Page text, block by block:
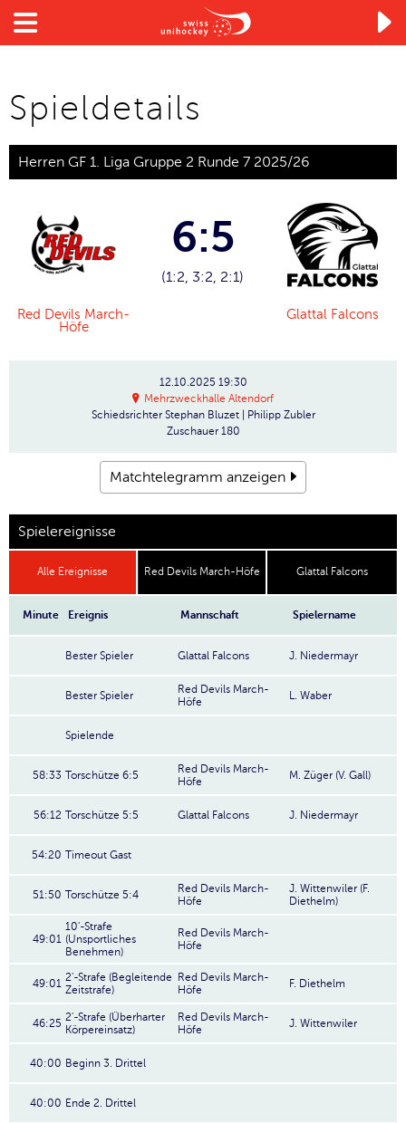

Spieldetails
Herren GF 1. Liga Gruppe 2 Runde 7 2025/26
Red Devils March-
Höfe
6:5
(1:2, 3:2, 2:1)
Glattal Falcons
12.10.2025 19:30
Mehrzweckhalle Altendorf
Schiedsrichter Stephan Bluzet | Philipp Zubler
Zuschauer 180
Matchtelegramm anzeigen
Spielereignisse
Alle Ereignisse Red Devils March-Höfe Glattal Falcons
Minute Ereignis Mannschaft Spielername
Bester Spieler Glattal Falcons J. Niedermayr
Bester Spieler
Red Devils March-
Höfe
L. Waber
Spielende
58:33 Torschütze 6:5
Red Devils March-
Höfe
M. Züger (V. Gall)
56:12 Torschütze 5:5 Glattal Falcons J. Niedermayr
54:20 Timeout Gast
51:50 Torschütze 5:4
Red Devils March-
Höfe
J. Wittenwiler (F.
Diethelm)
49:01
10'-Strafe
(Unsportliches
Benehmen)
Red Devils March-
Höfe
49:01 2'-Strafe (Begleitende
Zeitstrafe)
Red Devils March-
Höfe
F. Diethelm
46:25 2'-Strafe (Überharter
Körpereinsatz)
Red Devils March-
Höfe
J. Wittenwiler
40:00 Beginn 3. Drittel
40:00 Ende 2. Drittel